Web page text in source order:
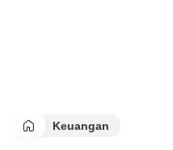
Keuangan